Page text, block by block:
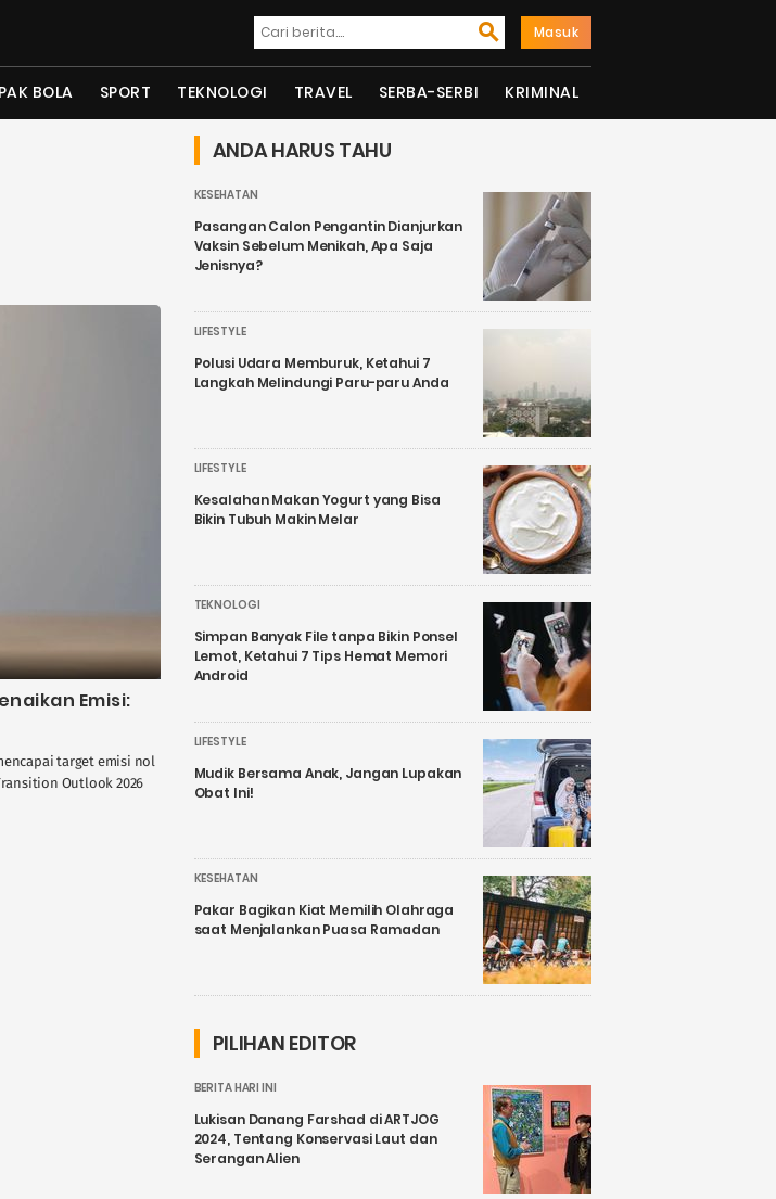
Masuk
BOLA SPORT TEKNOLOGI TRAVEL SERBA-SERBI KRIMINAL
Emisi:
target emisi nol
Outlook 2026
ANDA HARUS TAHU
KESEHATAN
Pasangan Calon Pengantin Dianjurkan
Vaksin Sebelum Menikah, Apa Saja
Jenisnya?
LIFESTYLE
Polusi Udara Memburuk, Ketahui 7
Langkah Melindungi Paru-paru Anda
LIFESTYLE
Kesalahan Makan Yogurt yang Bisa
Bikin Tubuh Makin Melar
TEKNOLOGI
Simpan Banyak File tanpa Bikin Ponsel
Lemot, Ketahui 7 Tips Hemat Memori
Android
LIFESTYLE
Mudik Bersama Anak, Jangan Lupakan
Obat Ini!
KESEHATAN
Pakar Bagikan Kiat Memilih Olahraga
saat Menjalankan Puasa Ramadan
PILIHAN EDITOR
BERITA HARI INI
Lukisan Danang Farshad di ARTJOG
2024, Tentang Konservasi Laut dan
Serangan Alien